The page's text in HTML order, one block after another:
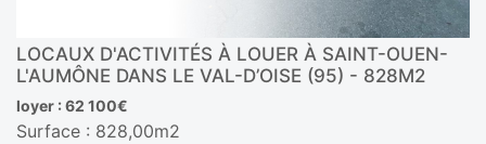
LOCAUX D'ACTIVITÉS À LOUER À SAINT-OUEN-
L'AUMÔNE DANS LE VAL-D’OISE (95) - 828M2
loyer : 62 100€
Surface : 828,00m2